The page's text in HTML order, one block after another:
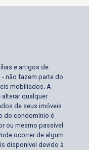
e artigos de
não fazem parte do
mobiliados. A
qualquer
de seus imóveis
do condomínio é
ou mesmo passível
ocorrer de algum
disponível devido à